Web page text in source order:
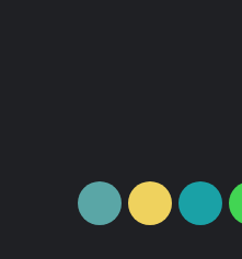
واتس
آپارات ایتا